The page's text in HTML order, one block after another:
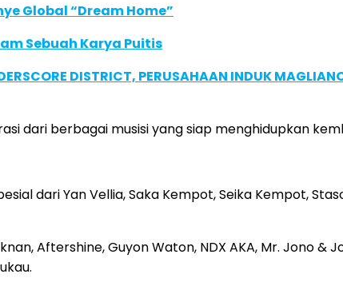
Global “Dream Home”
Sebuah Karya Puitis
DISTRICT, PERUSAHAAN INDUK
dari berbagai musisi yang siap menghidupkan
dari Yan Vellia, Saka Kempot, Seika Kempot,
Aftershine, Guyon Waton, NDX AKA, Mr. Jono &